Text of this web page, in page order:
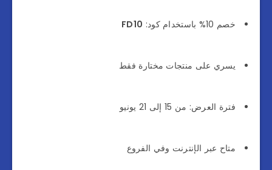
خصم 10% باستخدام كود: FD10
يسري على منتجات مختارة فقط
فترة العرض: من 15 إلى 21 يونيو
متاح عبر الإنترنت وفي الفروع